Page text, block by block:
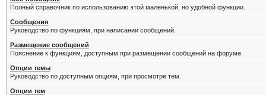
Полный справочник по использованию этой маленькой, но удобной функции.
Сообщения
Руководство по функциям, при написании сообщений.
Размещение сообщений
Пояснение к функциям, доступным при размещении сообщений на форуме.
Опции темы
Руководство по доступным опциям, при просмотре тем.
Опции тем